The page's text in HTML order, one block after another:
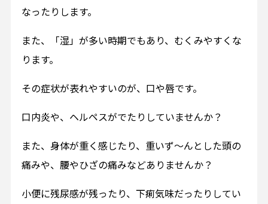
なったりします。
また、「湿」が多い時期でもあり、むくみやすくな
ります。
その症状が表れやすいのが、口や唇です。
口内炎や、ヘルペスがでたりしていませんか？
また、身体が重く感じたり、重いず～んとした頭の
痛みや、腰やひざの痛みなどありませんか？
小便に残尿感が残ったり、下痢気味だったりしてい